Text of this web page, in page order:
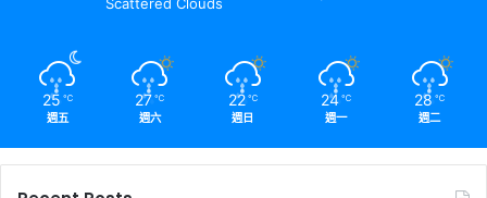
25 ℃
週五
27 ℃
週六
22 ℃
週日
24 ℃
週一
28 ℃
週二